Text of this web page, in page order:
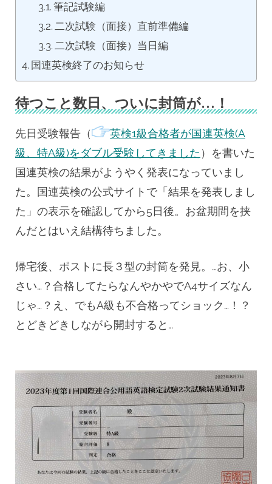
筆記試験編
二次試験（面接）直前準備編
二次試験（面接）当日編
国連英検終了のお知らせ
待つこと数日、ついに封筒が…！
先日受験報告（
英検1級合格者が国連英検(A
級、特A級)をダブル受験してきました ）を書いた
国連英検の結果がようやく発表になっていまし
た。国連英検の公式サイトで「結果を発表しまし
た」の表示を確認してから5日後。お盆期間を挟
んだとはいえ結構待ちました。
帰宅後、ポストに長３型の封筒を発見。…お、小
さい…？合格してたらなんやかやでA4サイズなん
じゃ…？え、でもA級も不合格ってショック…！？
とどきどきしながら開封すると…